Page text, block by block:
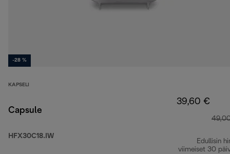
-28 %
KAPSELI
Capsule
HFX30C18.IW
39,60 €
Edullisin
viimeiset 30